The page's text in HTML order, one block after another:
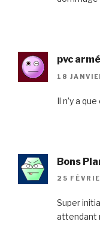
pvc armé
18
Il n’y a
Bons
25
Super
attendant